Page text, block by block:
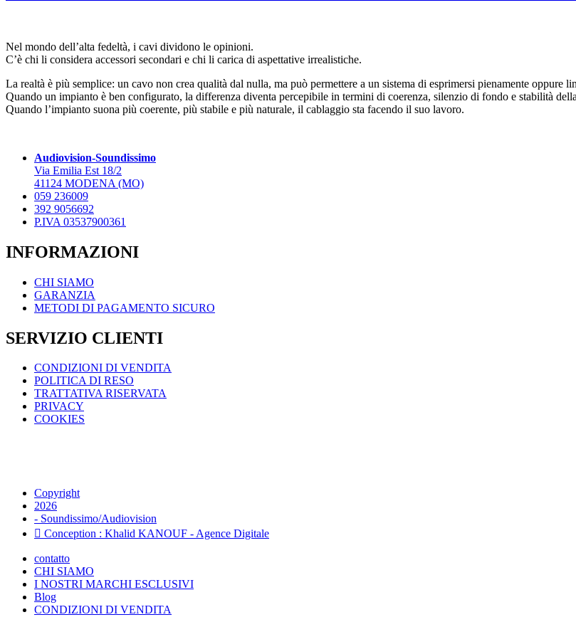
Nel mondo dell’alta fedeltà, i cavi dividono le opinioni.
C’è chi li considera accessori secondari e chi li carica di aspettative irrealistiche.
La realtà è più semplice: un cavo non crea qualità dal nulla, ma può permettere a un sistema di esprimersi pienamente oppure
Quando un impianto è ben configurato, la differenza diventa percepibile in termini di coerenza, silenzio di fondo e stabilità
Quando l’impianto suona più coerente, più stabile e più naturale, il cablaggio sta facendo il suo lavoro.
Audiovision-Soundissimo
Via Emilia Est 18/2
41124 MODENA (MO)
059 236009
392 9056692
P.IVA 03537900361
INFORMAZIONI
CHI SIAMO
GARANZIA
METODI DI PAGAMENTO SICURO
SERVIZIO CLIENTI
CONDIZIONI DI VENDITA
POLITICA DI RESO
TRATTATIVA RISERVATA
PRIVACY
COOKIES
Copyright
2026
- Soundissimo/Audiovision
Conception : Khalid KANOUF - Agence Digitale
contatto
CHI SIAMO
I NOSTRI MARCHI ESCLUSIVI
Blog
CONDIZIONI DI VENDITA